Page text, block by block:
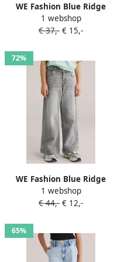
WE Fashion Blue Ridge
high waist wide leg jeans
medium blue denim
1 webshop
€ 37,- € 15,-
72%
WE Fashion Blue Ridge
high waist wide leg jeans
grey denim
1 webshop
€ 44,- € 12,-
65%